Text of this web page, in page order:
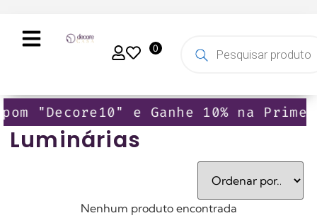
0
"Decore10" e Ganhe 10% na
Luminárias
Nenhum produto encontrada